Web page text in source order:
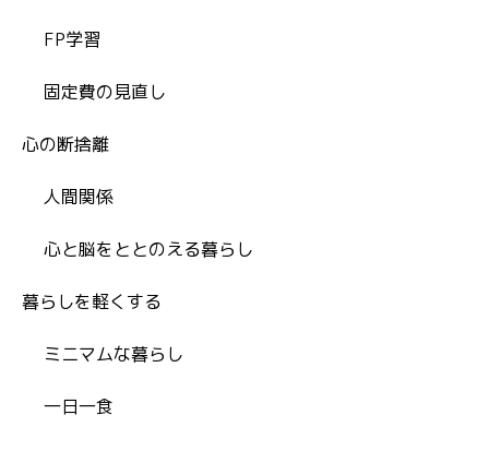
FP学習
固定費の見直し
心の断捨離
人間関係
心と脳をととのえる暮らし
暮らしを軽くする
ミニマムな暮らし
一日一食